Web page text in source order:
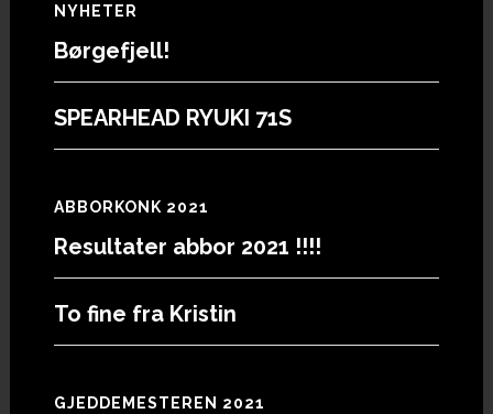
Footer
NYHETER
Børgefjell!
SPEARHEAD RYUKI 71S
ABBORKONK 2021
Resultater abbor 2021 !!!!
To fine fra Kristin
GJEDDEMESTEREN 2021